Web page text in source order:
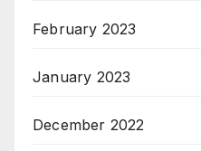
February 2023
January 2023
December 2022